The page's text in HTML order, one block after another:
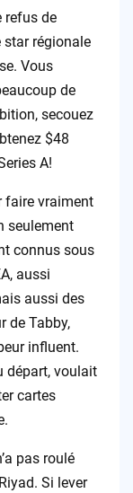
refus de
star régionale
Vous
de
secouez
$48
A!
faire vraiment
seulement
connus sous
aussi
aussi des
de Tabby,
influent.
départ, voulait
cartes
pas roulé
Si lever